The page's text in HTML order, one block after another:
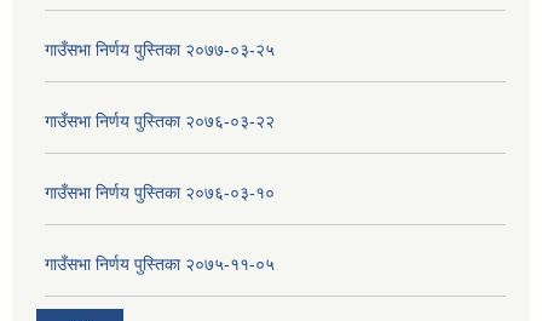
गाउँसभा निर्णय पुस्तिका २०७७-०३-२५
गाउँसभा निर्णय पुस्तिका २०७६-०३-२२
गाउँसभा निर्णय पुस्तिका २०७६-०३-१०
गाउँसभा निर्णय पुस्तिका २०७५-११-०५